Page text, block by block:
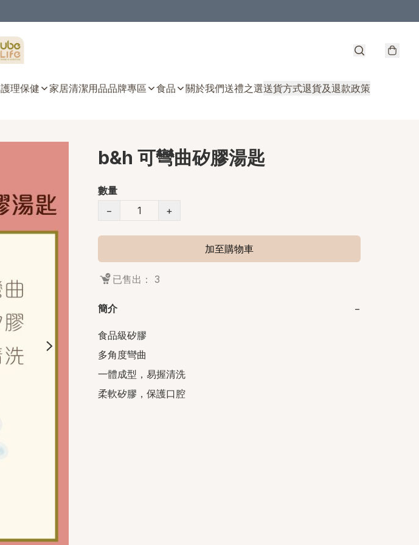
護理保健 家居清潔用品品牌專區 食品 關於我們送禮之選送貨方式退貨及退款政策
b&h 可彎曲矽膠湯匙
數量
−
+
加至購物車
已售出： 3
簡介 −
食品級矽膠
多角度彎曲
一體成型，易握清洗
柔軟矽膠，保護口腔